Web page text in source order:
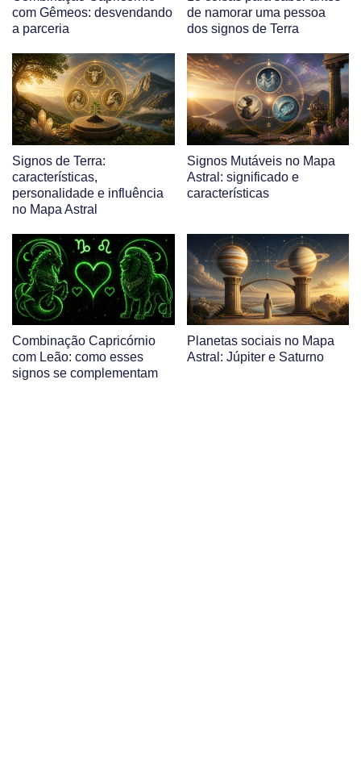
com Gêmeos: desvendando
a parceria
de namorar uma pessoa
dos signos de Terra
Signos de Terra:
características,
personalidade e influência
no Mapa Astral
Signos Mutáveis no Mapa
Astral: significado e
características
Combinação Capricórnio
com Leão: como esses
signos se complementam
Planetas sociais no Mapa
Astral: Júpiter e Saturno